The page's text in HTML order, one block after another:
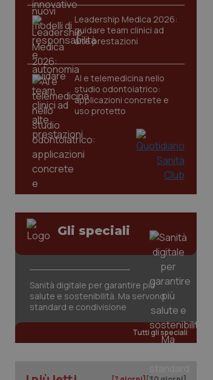
Leadership Medica 2026:
guidare team clinici ad
alte prestazioni
AI e telemedicina nello
studio odontoiatrico:
applicazioni concrete e
uso protetto
Gli speciali
Sanità digitale per garantire più
salute e sostenibilità. Ma servono
standard e condivisione
Tutti gli speciali